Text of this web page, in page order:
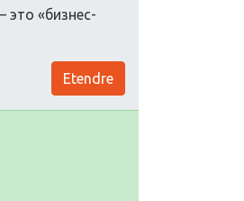
«бизнес-
Etendre